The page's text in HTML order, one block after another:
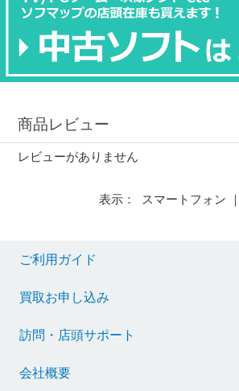
商品レビュー
レビューがありません
表示： スマートフォン ｜
ご利用ガイド
買取お申し込み
訪問・店頭サポート
会社概要